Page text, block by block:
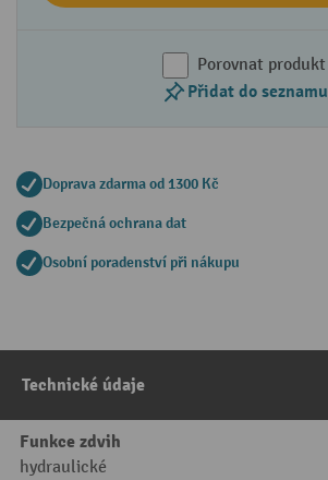
Porovnat produkt
Přidat do seznamu
Doprava zdarma od 1300 Kč
Bezpečná ochrana dat
Osobní poradenství při nákupu
Technické údaje
Funkce zdvih
hydraulické